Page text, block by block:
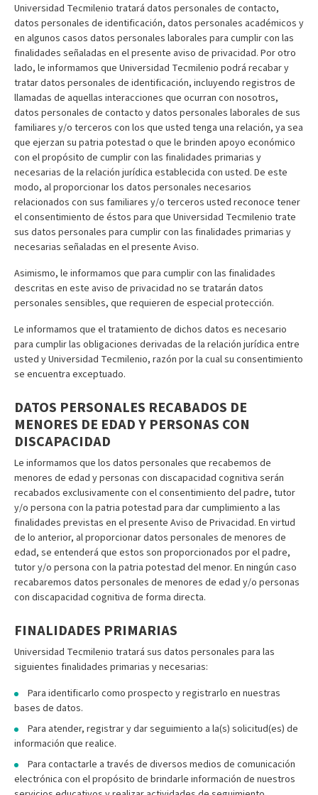
Universidad Tecmilenio tratará datos personales de contacto,
datos personales de identificación, datos personales académicos y
en algunos casos datos personales laborales para cumplir con las
finalidades señaladas en el presente aviso de privacidad. Por otro
lado, le informamos que Universidad Tecmilenio podrá recabar y
tratar datos personales de identificación, incluyendo registros de
llamadas de aquellas interacciones que ocurran con nosotros,
datos personales de contacto y datos personales laborales de sus
familiares y/o terceros con los que usted tenga una relación, ya sea
que ejerzan su patria potestad o que le brinden apoyo económico
con el propósito de cumplir con las finalidades primarias y
necesarias de la relación jurídica establecida con usted. De este
modo, al proporcionar los datos personales necesarios
relacionados con sus familiares y/o terceros usted reconoce tener
el consentimiento de éstos para que Universidad Tecmilenio trate
sus datos personales para cumplir con las finalidades primarias y
necesarias señaladas en el presente Aviso.
Asimismo, le informamos que para cumplir con las finalidades
descritas en este aviso de privacidad no se tratarán datos
personales sensibles, que requieren de especial protección.
Le informamos que el tratamiento de dichos datos es necesario
para cumplir las obligaciones derivadas de la relación jurídica entre
usted y Universidad Tecmilenio, razón por la cual su consentimiento
se encuentra exceptuado.
DATOS PERSONALES RECABADOS DE
MENORES DE EDAD Y PERSONAS CON
DISCAPACIDAD
Le informamos que los datos personales que recabemos de
menores de edad y personas con discapacidad cognitiva serán
recabados exclusivamente con el consentimiento del padre, tutor
y/o persona con la patria potestad para dar cumplimiento a las
finalidades previstas en el presente Aviso de Privacidad. En virtud
de lo anterior, al proporcionar datos personales de menores de
edad, se entenderá que estos son proporcionados por el padre,
tutor y/o persona con la patria potestad del menor. En ningún caso
recabaremos datos personales de menores de edad y/o personas
con discapacidad cognitiva de forma directa.
FINALIDADES PRIMARIAS
Universidad Tecmilenio tratará sus datos personales para las
siguientes finalidades primarias y necesarias:
Para identificarlo como prospecto y registrarlo en nuestras
bases de datos.
Para atender, registrar y dar seguimiento a la(s) solicitud(es) de
información que realice.
Para contactarle a través de diversos medios de comunicación
electrónica con el propósito de brindarle información de nuestros